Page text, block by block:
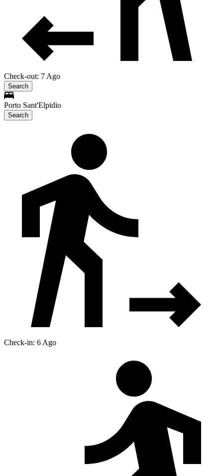
Check-out: 7 Ago
Search
Porto Sant'Elpidio
Search
Check-in: 6 Ago